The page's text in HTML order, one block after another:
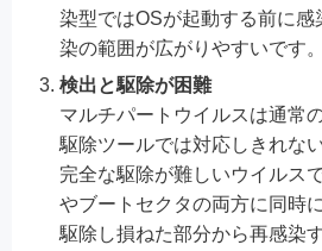
染型ではOSが起動する前に
染の範囲が広がりやすいです。
検出と駆除が困難
マルチパートウイルスは通常
駆除ツールでは対応しきれな
完全な駆除が難しいウイルス
やブートセクタの両方に同時
駆除し損ねた部分から再感染